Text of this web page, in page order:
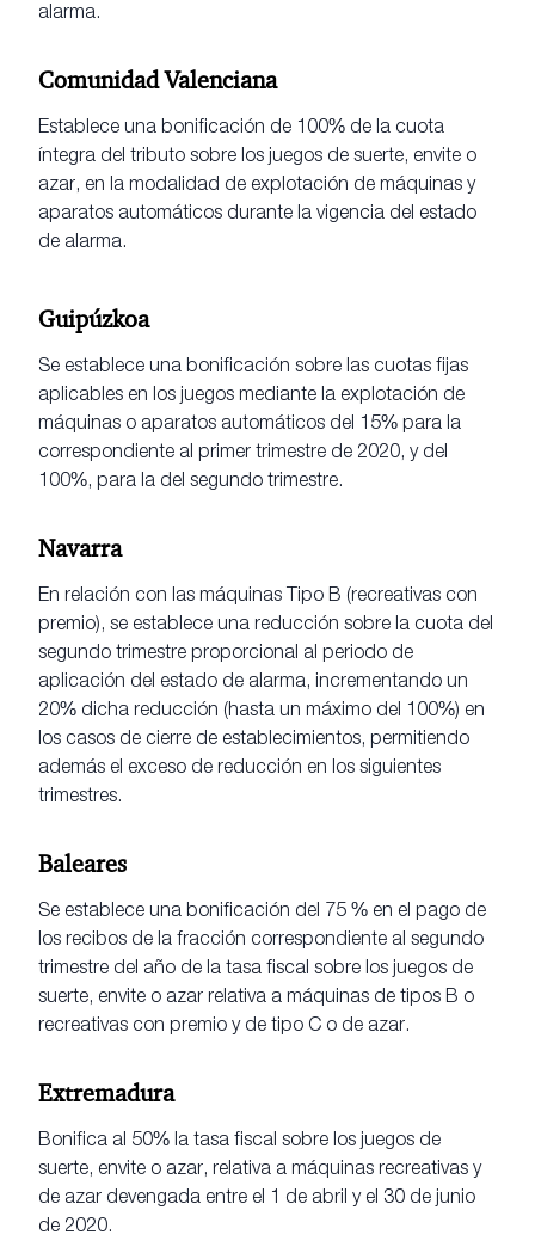
alarma.
Comunidad Valenciana
Establece una bonificación de 100% de la cuota
íntegra del tributo sobre los juegos de suerte, envite o
azar, en la modalidad de explotación de máquinas y
aparatos automáticos durante la vigencia del estado
de alarma.
Guipúzkoa
Se establece una bonificación sobre las cuotas fijas
aplicables en los juegos mediante la explotación de
máquinas o aparatos automáticos del 15% para la
correspondiente al primer trimestre de 2020, y del
100%, para la del segundo trimestre.
Navarra
En relación con las máquinas Tipo B (recreativas con
premio), se establece una reducción sobre la cuota del
segundo trimestre proporcional al periodo de
aplicación del estado de alarma, incrementando un
20% dicha reducción (hasta un máximo del 100%) en
los casos de cierre de establecimientos, permitiendo
además el exceso de reducción en los siguientes
trimestres.
Baleares
Se establece una bonificación del 75 % en el pago de
los recibos de la fracción correspondiente al segundo
trimestre del año de la tasa fiscal sobre los juegos de
suerte, envite o azar relativa a máquinas de tipos B o
recreativas con premio y de tipo C o de azar.
Extremadura
Bonifica al 50% la tasa fiscal sobre los juegos de
suerte, envite o azar, relativa a máquinas recreativas y
de azar devengada entre el 1 de abril y el 30 de junio
de 2020.